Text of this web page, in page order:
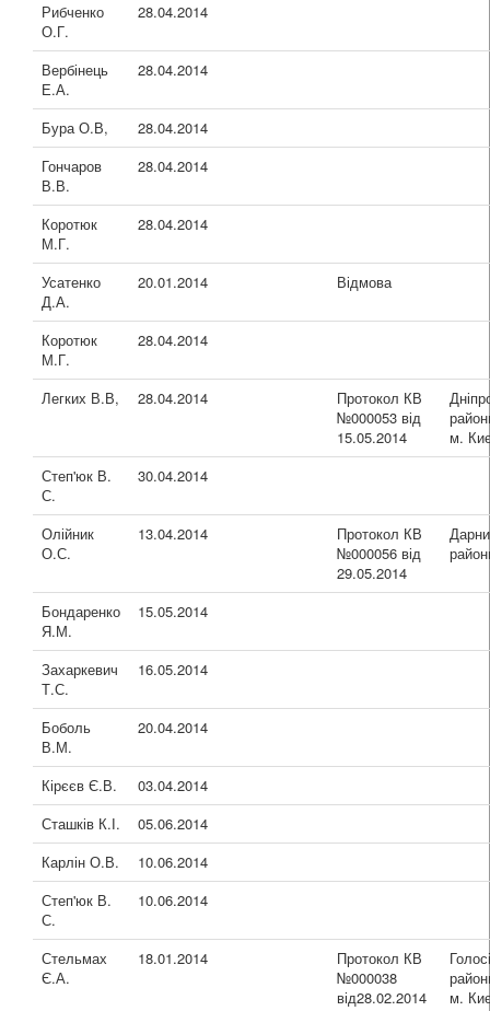
Рибченко
О.Г.
28.04.2014
Вербінець
Е.А.
28.04.2014
Бура О.В,
28.04.2014
Гончаров
В.В.
28.04.2014
Коротюк
М.Г.
28.04.2014
Усатенко
Д.А.
20.01.2014 Відмова
Коротюк
М.Г.
28.04.2014
Легких В.В, 28.04.2014
Протокол КВ
№000053 від
15.05.2014
м.
Степ'юк В.
С.
30.04.2014
Олійник
О.С.
13.04.2014
Протокол КВ
№000056 від
29.05.2014
Бондаренко
Я.М.
15.05.2014
Захаркевич
Т.С.
16.05.2014
Боболь
В.М.
20.04.2014
Кірєєв Є.В.
03.04.2014
Сташків К.І.
05.06.2014
Карлін О.В.
10.06.2014
Степ'юк В.
С.
10.06.2014
Стельмах
Є.А.
18.01.2014
Протокол КВ
№000038
від28.02.2014
м.